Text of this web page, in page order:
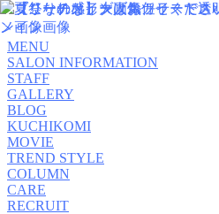
MENU
SALON INFORMATION
STAFF
GALLERY
BLOG
KUCHIKOMI
MOVIE
TREND STYLE
COLUMN
CARE
RECRUIT